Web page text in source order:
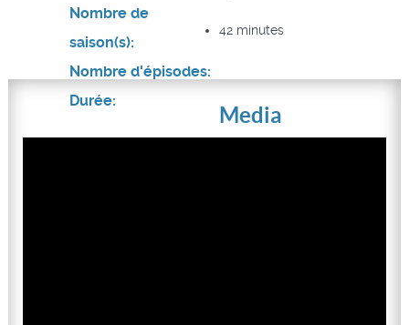
Nombre de
saison(s):
Nombre d'épisodes:
Durée:
42 minutes
Media